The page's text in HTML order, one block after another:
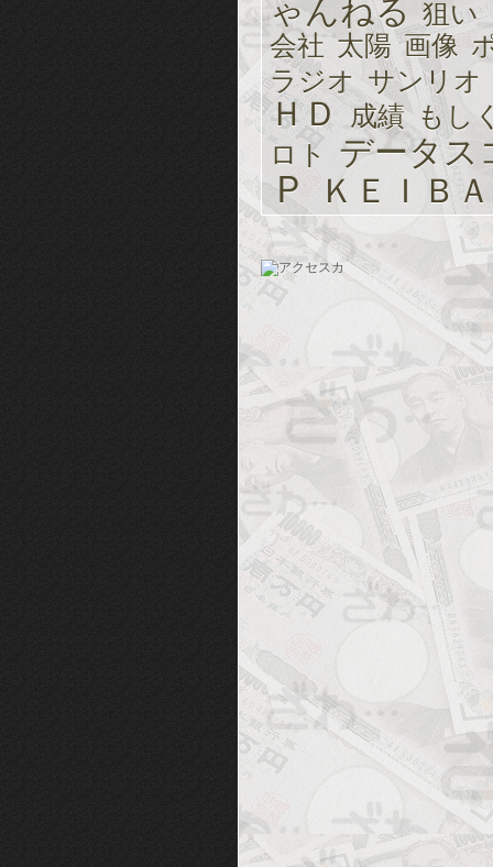
ゃんねる 狙い
会社 太陽 画像
ラジオ サンリオ
ＨＤ 成績 もし
ロト
データス
Ｐ ＫＥＩＢＡ